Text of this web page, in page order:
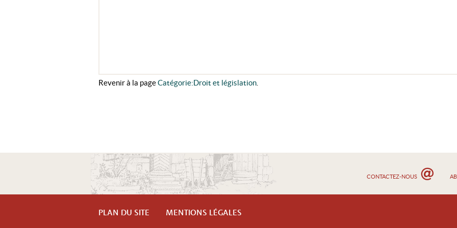
Revenir à la pageCatégorie:Droit et législation
CONTACTEZ-NOUS
PLAN DU SITE MENTIONS LÉGALES